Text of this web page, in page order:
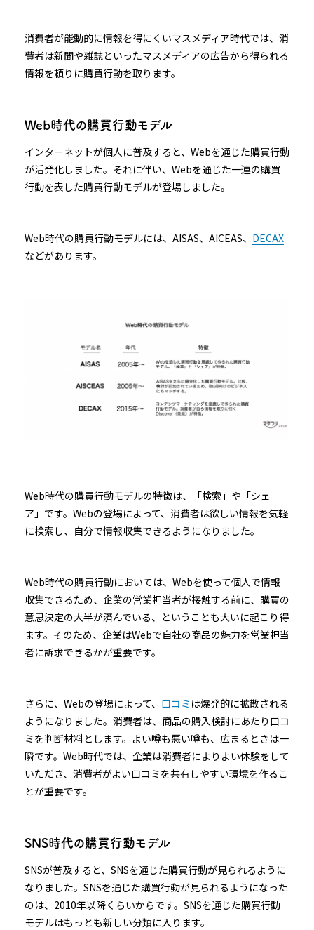
消費者が能動的に情報を得にくいマスメディア時代では、消
費者は新聞や雑誌といったマスメディアの広告から得られる
情報を頼りに購買行動を取ります。
Web時代の購買行動モデル
インターネットが個人に普及すると、Webを通じた購買行動
が活発化しました。それに伴い、Webを通じた一連の購買
行動を表した購買行動モデルが登場しました。
Web時代の購買行動モデルには、AISAS、AICEAS、 DECAX
などがあります。
Web時代の購買行動モデルの特徴は、「検索」や「シェ
ア」です。Webの登場によって、消費者は欲しい情報を気軽
に検索し、自分で情報収集できるようになりました。
Web時代の購買行動においては、Webを使って個人で情報
収集できるため、企業の営業担当者が接触する前に、購買の
意思決定の大半が済んでいる、ということも大いに起こり得
ます。そのため、企業はWebで自社の商品の魅力を営業担当
者に訴求できるかが重要です。
さらに、Webの登場によって、 口コミ は爆発的に拡散される
ようになりました。消費者は、商品の購入検討にあたり口コ
ミを判断材料とします。よい噂も悪い噂も、広まるときは一
瞬です。Web時代では、企業は消費者によりよい体験をして
いただき、消費者がよい口コミを共有しやすい環境を作るこ
とが重要です。
SNS時代の購買行動モデル
SNSが普及すると、SNSを通じた購買行動が見られるように
なりました。SNSを通じた購買行動が見られるようになった
のは、2010年以降くらいからです。SNSを通じた購買行動
モデルはもっとも新しい分類に入ります。